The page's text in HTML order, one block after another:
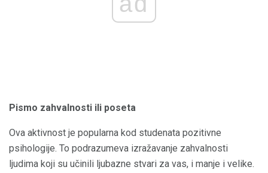
Pismo zahvalnosti ili poseta
Ova aktivnost je popularna kod studenata pozitivne
psihologije. To podrazumeva izražavanje zahvalnosti
ljudima koji su učinili ljubazne stvari za vas, i manje i velike.